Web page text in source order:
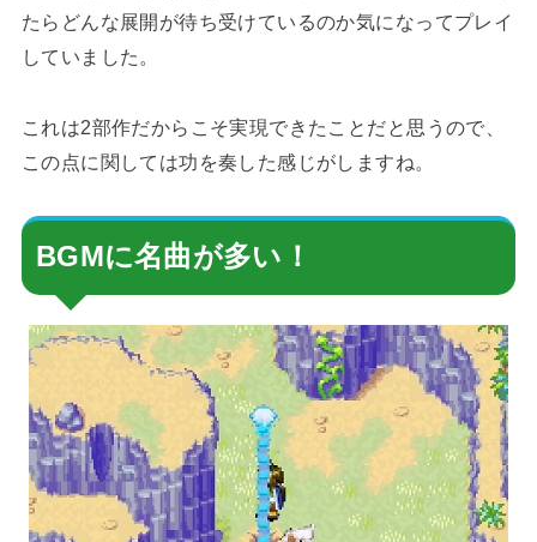
たらどんな展開が待ち受けているのか気になってプレイ
していました。
これは2部作だからこそ実現できたことだと思うので、
この点に関しては功を奏した感じがしますね。
BGMに名曲が多い！